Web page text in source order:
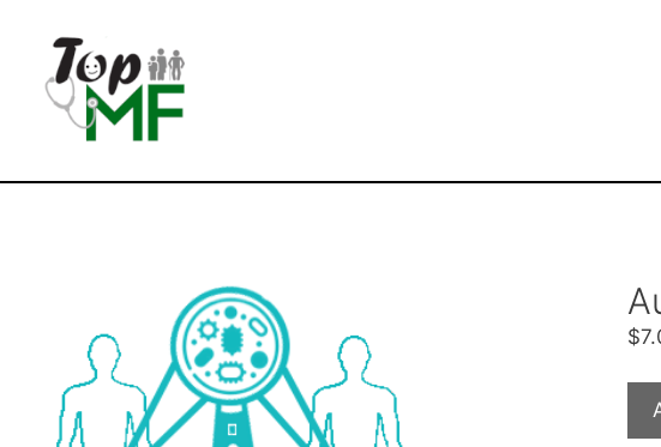
$